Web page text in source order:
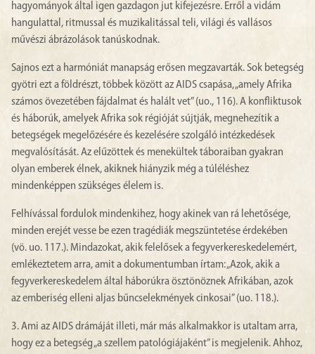
hagyományok által igen gazdagon jut kifejezésre. Erről a vidám
hangulattal, ritmussal és muzikalitással teli, világi és vallásos
művészi ábrázolások tanúskodnak.
Sajnos ezt a harmóniát manapság erősen megzavarták. Sok betegség
gyötri ezt a földrészt, többek között az AIDS csapása, „amely Afrika
számos övezetében fájdalmat és halált vet” (uo., 116). A konfliktusok
és háborúk, amelyek Afrika sok régióját sújtják, megnehezítik a
betegségek megelőzésére és kezelésére szolgáló intézkedések
megvalósítását. Az elűzöttek és menekültek táboraiban gyakran
olyan emberek élnek, akiknek hiányzik még a túléléshez
mindenképpen szükséges élelem is.
Felhívással fordulok mindenkihez, hogy akinek van rá lehetősége,
minden erejét vesse be ezen tragédiák megszüntetése érdekében
(vö. uo. 117.). Mindazokat, akik felelősek a fegyverkereskedelemért,
emlékeztetem arra, amit a dokumentumban írtam: „Azok, akik a
fegyverkereskedelem által háborúkra ösztönöznek Afrikában, azok
az emberiség elleni aljas bűncselekmények cinkosai” (uo. 118.).
3. Ami az AIDS drámáját illeti, már más alkalmakkor is utaltam arra,
hogy ez a betegség „a szellem patológiájaként” is megjelenik. Ahhoz,